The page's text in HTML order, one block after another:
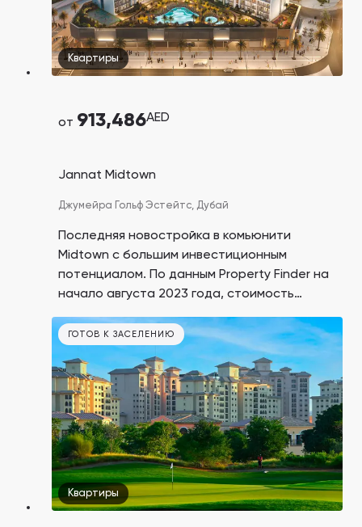
Квартиры
от 913,486AED
Jannat Midtown
Джумейра Гольф Эстейтс, Дубай
Последняя новостройка в комьюнити
Midtown с большим инвестиционным
потенциалом. По данным Property Finder на
начало августа 2023 года, стоимость
студий и квартир в районе составляет от
$9 256 до 23 141.
ГОТОВ К ЗАСЕЛЕНИЮ
Квартиры